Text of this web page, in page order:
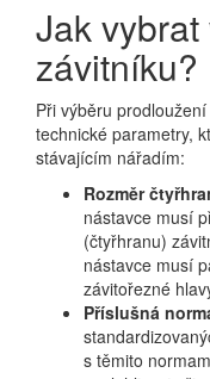
Jak
závitníku?
Při výběru
technické parametry,
stávajícím nářadím:
Rozměr
nástavce musí
(čtyřhranu)
nástavce musí
závitořezné
Příslušná
s těmito